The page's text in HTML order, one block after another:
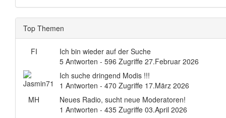
Top Themen
FI
Ich bin wieder auf der Suche
5 Antworten - 596 Zugriffe 27.Februar 2026
Ich suche dringend Modis !!!
1 Antworten - 470 Zugriffe 17.März 2026
MH
Neues Radio, sucht neue Moderatoren!
1 Antworten - 435 Zugriffe 03.April 2026